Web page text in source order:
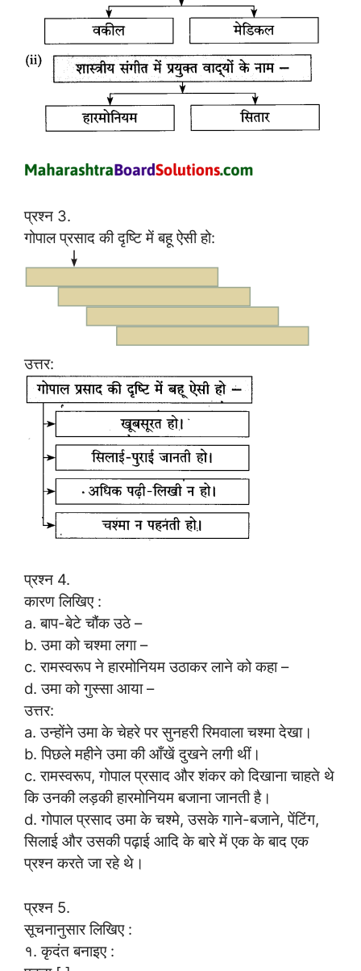
प्रश्न 3.
गोपाल प्रसाद की दृष्टि में बहू ऐसी हो:
उत्तर:
प्रश्न 4.
कारण लिखिए :
a. बाप-बेटे चौंक उठे –
b. उमा को चश्मा लगा –
c. रामस्वरूप ने हारमोनियम उठाकर लाने को कहा –
d. उमा को गुस्सा आया –
उत्तर:
a. उन्होंने उमा के चेहरे पर सुनहरी रिमवाला चश्मा देखा।
b. पिछले महीने उमा की आँखें दुखने लगी थीं।
c. रामस्वरूप, गोपाल प्रसाद और शंकर को दिखाना चाहते थे
कि उनकी लड़की हारमोनियम बजाना जानती है।
d. गोपाल प्रसाद उमा के चश्मे, उसके गाने-बजाने, पेंटिंग,
सिलाई और उसकी पढ़ाई आदि के बारे में एक के बाद एक
प्रश्न करते जा रहे थे।
प्रश्न 5.
सूचनानुसार लिखिए :
१. कृदंत बनाइए :